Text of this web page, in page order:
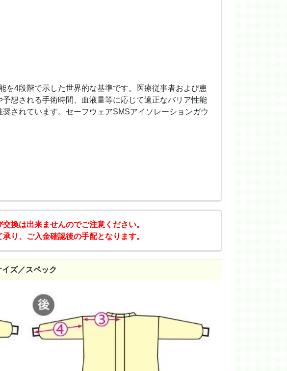
を4段階で示した世界的な基準です。医療従事者および患
想される手術時間、血液量等に応じて適正なバリア性能
されています。セーフウェアSMSアイソレーションガウ
換は出来ませんのでご注意ください。
り、ご入金確認後の手配となります。
イズ／スペック